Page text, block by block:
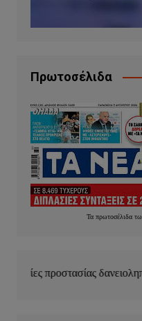
Πρωτοσέλιδα
Ταπρωτοσέλιδα